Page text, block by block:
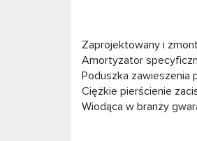
Zaprojektowany i
Amortyzator
Poduszka zawieszenia
Ciężkie pierścienie
Wiodąca w branży